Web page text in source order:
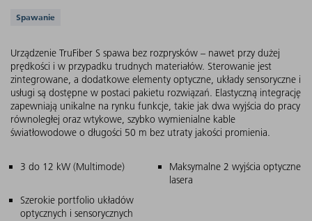
Obsługiwane aplikacje
Spawanie
Urządzenie TruFiber S spawa bez rozprysków – nawet przy dużej
prędkości i w przypadku trudnych materiałów. Sterowanie jest
zintegrowane, a dodatkowe elementy optyczne, układy sensoryczne i
usługi są dostępne w postaci pakietu rozwiązań. Elastyczną integrację
zapewniają unikalne na rynku funkcje, takie jak dwa wyjścia do pracy
równoległej oraz wtykowe, szybko wymienialne kable
światłowodowe o długości 50 m bez utraty jakości promienia.
Główne cechy
3 do 12 kW (Multimode)
Maksymalne 2 wyjścia optyczne
lasera
Szerokie portfolio układów
optycznych i sensorycznych